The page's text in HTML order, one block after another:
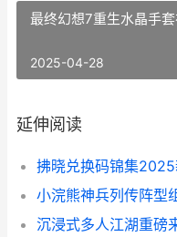
最终幻想7重生水晶手
2025-04-28
延伸阅读
拂晓兑换码锦集
沉浸式多人江湖重磅